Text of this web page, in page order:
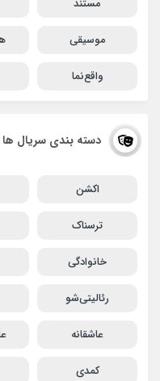
مستند
موسیقی
واقع‌نما
دسته بندی سریال ها
اکشن
ترسناک
خانوادگی
رئالیتی‌شو
عاشقانه
کمدی